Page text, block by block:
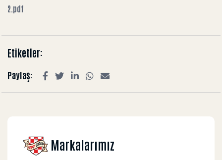
2.pdf
Etiketler:
Paylaş:
Markalarımız